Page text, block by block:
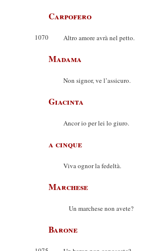
Carpofero
1070 Altro amore avrà nel petto.
Madama
Non signor, ve l’assicuro.
Giacinta
Ancor io per lei lo giuro.
a cinque
Viva ognor la fedeltà.
Marchese
Un marchese non avete?
Barone